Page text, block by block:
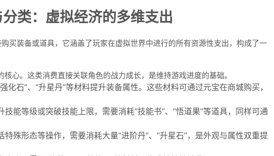
类：虚拟经济的多维支出
购买装备或道具，它涵盖了玩家在虚拟世界中进行的所有资源性支出，构成了一
核心。这类消费直接关联角色的战力成长，是维持游戏进度的基础。
化石”、“升星丹”等材料提升装备属性。这些材料可通过元宝在商城购买，
技能等级或突破技能上限，需要消耗“技能书”、“悟道果”等道具，同样可通
特殊形态等操作，需要消耗大量“进阶丹”、“升星石”，是外观与属性双重提